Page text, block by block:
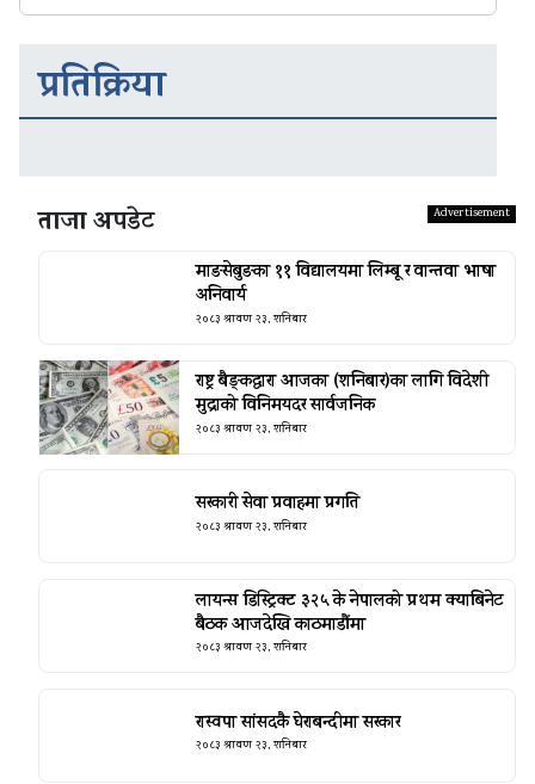
प्रतिक्रिया
ताजा अपडेट
माङसेबुङका ११ विद्यालयमा लिम्बू र वान्तवा भाषा
अनिवार्य
२०८३ श्रावण २३, शनिबार
राष्ट्र बैङ्कद्वारा आजका (शनिबार)का लागि विदेशी
मुद्राको विनिमयदर सार्वजनिक
२०८३ श्रावण २३, शनिबार
सरकारी सेवा प्रवाहमा प्रगति
२०८३ श्रावण २३, शनिबार
लायन्स डिस्ट्रिक्ट ३२५ के नेपालको प्रथम क्याबिनेट
बैठक आजदेखि काठमाडौंमा
२०८३ श्रावण २३, शनिबार
रास्वपा सांसदकै घेराबन्दीमा सरकार
२०८३ श्रावण २३, शनिबार